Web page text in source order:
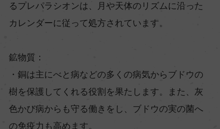
るプレパラシオンは、月や天体のリズムに沿った
カレンダーに従って処方されています。
鉱物質：
・銅は主にべと病などの多くの病気からブドウの
樹を保護してくれる役割を果たします。また、灰
色かび病からも守る働きをし、ブドウの実の菌へ
の免疫力も高めます。